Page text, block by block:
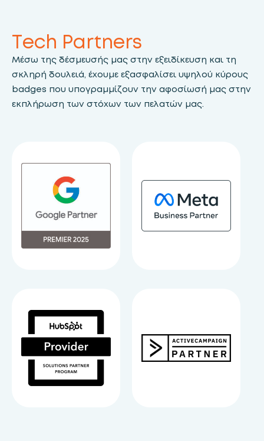
Tech Partners
Μέσω της δέσμευσής μας στην εξειδίκευση και τη
σκληρή δουλειά, έχουμε εξασφαλίσει υψηλού κύρους
badges που υπογραμμίζουν την αφοσίωσή μας στην
εκπλήρωση των στόχων των πελατών μας.